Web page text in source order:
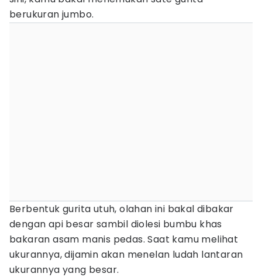
berukuran jumbo.
Berbentuk gurita utuh, olahan ini bakal dibakar
dengan api besar sambil diolesi bumbu khas
bakaran asam manis pedas. Saat kamu melihat
ukurannya, dijamin akan menelan ludah lantaran
ukurannya yang besar.